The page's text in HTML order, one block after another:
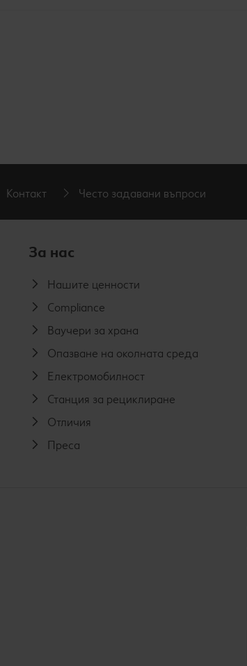
Контакт Често задавани въпроси
За нас
Нашите ценности
Compliance
Ваучери за храна
Опазване на околната среда
Електромобилност
Станция за рециклиране
Отличия
Преса